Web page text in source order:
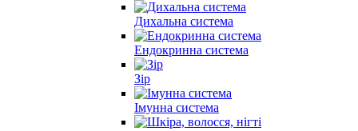
Дихальна система
Ендокринна система
Зір
Імунна система